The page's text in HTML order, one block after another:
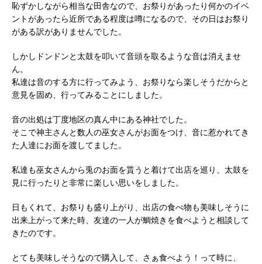
恥ずかしながら相当な田舎なので、お祭りがあったり何かのイベ
ントがあったら近所である程度は噂になるので、その日はお祭り
がある訳がありませんでした。
しかしドンドンと太鼓を叩いて音頭を取るような音は消えませ
ん。
私達は音のする方に行ってみよう、お祭りなら楽しそうだからと
意見を固め、行ってみることにしました。
音の出処は丁度地区の真ん中にある神社でした。
そこで神主さんと数人の巫女さんがお面をつけ、音に惹かれてき
た人達にお面を渡してました。
私達も巫女さんから兎のお面を貰うと着けて出店を巡り、太鼓を
見に行ったりと非常に楽しい思いをしました。
日もくれて、お祭りも盛り上がり、出店の食べ物も美味しそうに
出来上がって来た時、友達の一人が鯛焼きを食べようと相談して
きたのです。
とても美味しそうなので購入して、さぁ食べよう！って時に、